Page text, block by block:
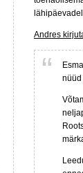
Andres
nüüd